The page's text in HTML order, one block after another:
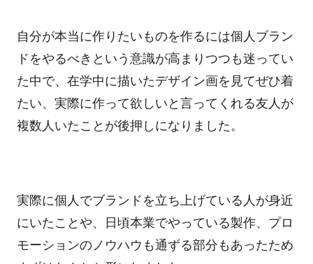
自分が本当に作りたいものを作るには個人ブラン
ドをやるべきという意識が高まりつつも迷ってい
た中で、在学中に描いたデザイン画を見てぜひ着
たい、実際に作って欲しいと言ってくれる友人が
複数人いたことが後押しになりました。
実際に個人でブランドを立ち上げている人が身近
にいたことや、日頃本業でやっている製作、プロ
モーションのノウハウも通ずる部分もあったため